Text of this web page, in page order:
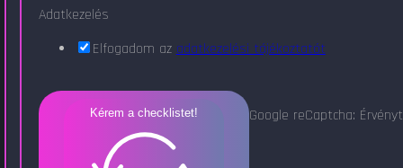
Adatkezelés
Elfogadom azadatkezelési tájékoztatót
Kérem a checklistet! Google reCaptcha: